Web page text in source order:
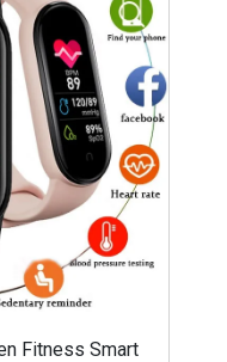
Fitness Smart